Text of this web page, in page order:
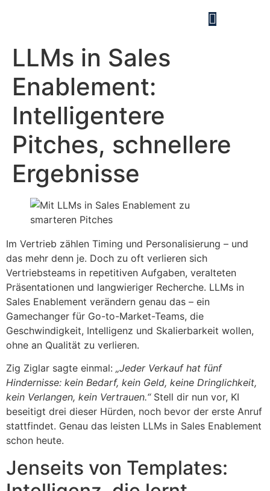
LLMs in Sales
Enablement:
Intelligentere
Pitches, schnellere
Ergebnisse
Im Vertrieb zählen Timing und Personalisierung – und
das mehr denn je. Doch zu oft verlieren sich
Vertriebsteams in repetitiven Aufgaben, veralteten
Präsentationen und langwieriger Recherche. LLMs in
Sales Enablement verändern genau das – ein
Gamechanger für Go-to-Market-Teams, die
Geschwindigkeit, Intelligenz und Skalierbarkeit wollen,
ohne an Qualität zu verlieren.
Zig Ziglar sagte einmal: „Jeder Verkauf hat fünf
Hindernisse: kein Bedarf, kein Geld, keine Dringlichkeit,
kein Verlangen, kein Vertrauen.“Stell dir nun vor, KI
beseitigt drei dieser Hürden, noch bevor der erste Anruf
stattfindet. Genau das leisten LLMs in Sales Enablement
schon heute.
Jenseits von Templates: